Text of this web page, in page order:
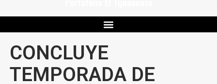
CONCLUYE
TEMPORADA DE